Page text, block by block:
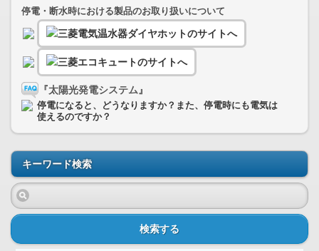
停電・断水時における製品のお取り扱いについて
『太陽光発電システム』
停電になると、どうなりますか？また、停電時にも電気は
使えるのですか？
キーワード検索
検索する